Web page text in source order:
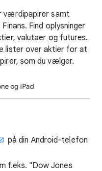
værdipapirer samt
Find oplysninger
valutaer og futures.
lister over aktier for at
som du vælger.
og iPad
på din Android-telefon
f.eks. "Dow Jones